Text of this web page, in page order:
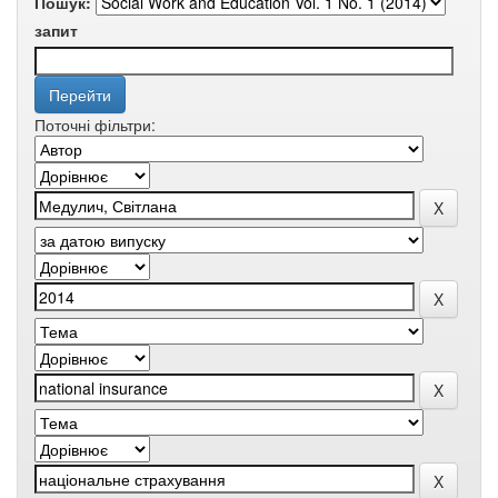
запит
Поточні фільтри: